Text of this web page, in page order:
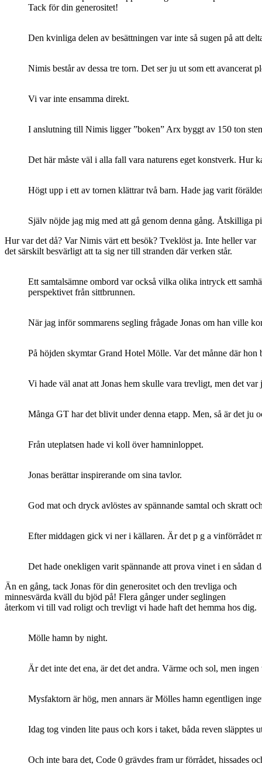
Tack för din generositet!
Den kvinliga delen av besättningen var inte så sugen på att
Nimis består av dessa tre torn. Det ser ju ut som ett
Vi var inte ensamma direkt.
I anslutning till Nimis ligger ”boken” Arx byggt av 150 ton
Det här måste väl i alla fall vara naturens eget konstverk. Hur
Högt upp i ett av tornen klättrar två barn. Hade jag varit
Själv nöjde jag mig med att gå genom denna gång. Åtskilliga
Hur var det då? Var Nimis värt ett besök? Tveklöst ja. Inte heller var
det särskilt besvärligt att ta sig ner till stranden där verken står.
Ett samtalsämne ombord var också vilka olika intryck ett
perspektivet från sittbrunnen.
När jag inför sommarens segling frågade Jonas om han ville
På höjden skymtar Grand Hotel Mölle. Var det månne där
Vi hade väl anat att Jonas hem skulle vara trevligt, men det
Många GT har det blivit under denna etapp. Men, så är det ju
Från uteplatsen hade vi koll över hamninloppet.
Jonas berättar inspirerande om sina tavlor.
God mat och dryck avlöstes av spännande samtal och skratt
Efter middagen gick vi ner i källaren. Är det p g a vinförrådet
Det hade onekligen varit spännande att prova vinet i en sådan
Än en gång, tack Jonas för din generositet och den trevliga och
minnesvärda kväll du bjöd på! Flera gånger under seglingen
återkom vi till vad roligt och trevligt vi hade haft det hemma hos dig.
Mölle hamn by night.
Är det inte det ena, är det det andra. Värme och sol, men
Mysfaktorn är hög, men annars är Mölles hamn egentligen
Idag tog vinden lite paus och kors i taket, båda reven släpptes
Och inte bara det, Code 0 grävdes fram ur förrådet, hissades